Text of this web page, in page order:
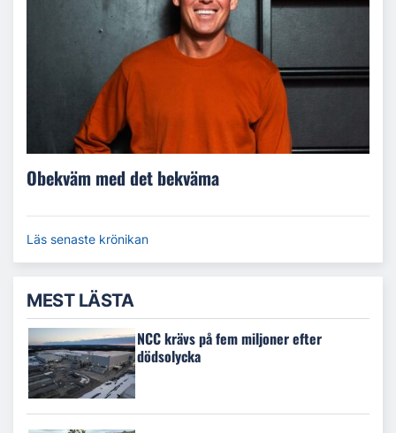
Obekväm med det bekväma
Läs senaste krönikan
MEST LÄSTA
NCC krävs på fem miljoner efter
dödsolycka